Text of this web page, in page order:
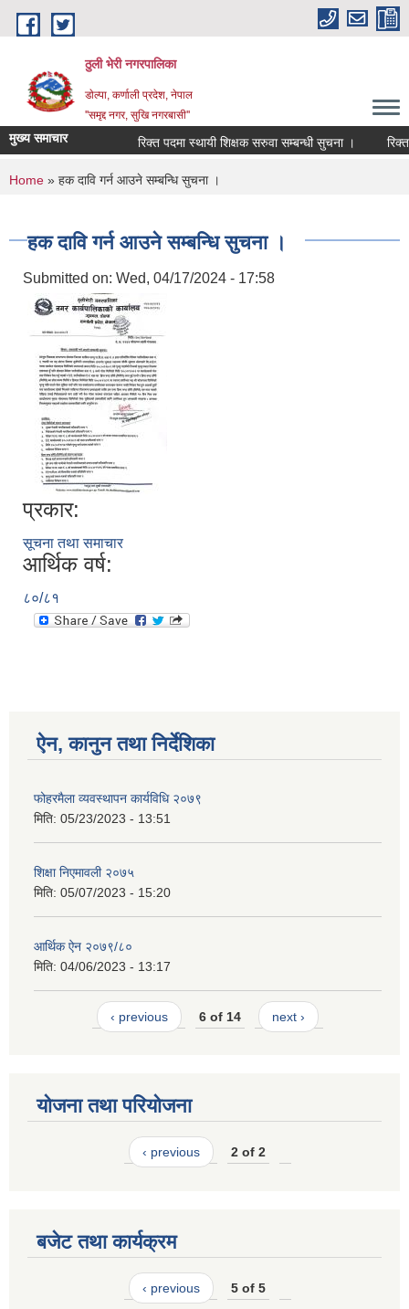
Skip to main content
ठुली भेरी नगरपालिका
डाेल्पा, कर्णाली प्रदेश, नेपाल
''समृद्द नगर, सुखि नगरबासी''
मुख्य समाचार रिक्त पदमा स्थायी शिक्षक सरुवा सम्बन्धी सुचना । रिक्त
You are here
Home » हक दावि गर्न आउने सम्बन्धि सुचना ।
हक दावि गर्न आउने सम्बन्धि सुचना ।
Submitted on: Wed, 04/17/2024 - 17:58
प्रकार:
सूचना तथा समाचार
आर्थिक वर्ष:
८०/८१
ऐन, कानुन तथा निर्देशिका
फोहरमैला व्यवस्थापन कार्यविधि २०७९
मिति: 05/23/2023 - 13:51
शिक्षा निएमावली २०७५
मिति: 05/07/2023 - 15:20
आर्थिक ऐन २०७९/८०
मिति: 04/06/2023 - 13:17
‹ previous 6 of 14 next ›
योजना तथा परियोजना
‹ previous 2 of 2
बजेट तथा कार्यक्रम
‹ previous 5 of 5